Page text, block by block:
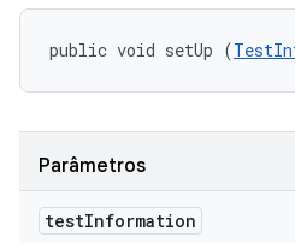
public void setUp (
Parâmetros
testInformation